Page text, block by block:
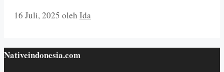
16 Juli, 2025 oleh Ida
Nativeindonesia.com